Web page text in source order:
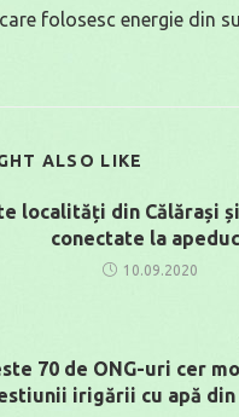
folosesc energie din
ALSO LIKE
localități din Călărași
conectate la
10.09.2020
70 de ONG-uri cer
irigării cu apă